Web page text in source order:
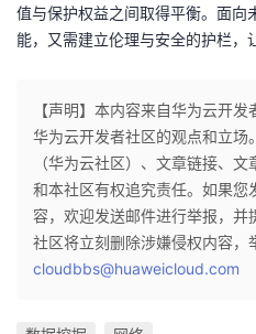
值与保护权益之间取得平衡。面向
能，又需建立伦理与安全的护栏，
【声明】本内容来自华为云开
华为云开发者社区的观点和立场
（华为云社区）、文章链接、
和本社区有权追究责任。如果您
容，欢迎发送邮件进行举报，并
社区将立刻删除涉嫌侵权内容，
cloudbbs@huaweicloud.com